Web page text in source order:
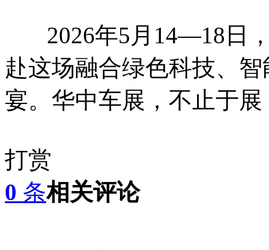
2026年5月14—18日，
赴这场融合绿色科技、
宴。华中车展，不止于
打赏
0 条相关评论